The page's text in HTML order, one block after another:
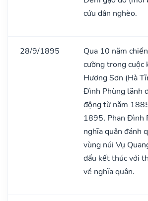
cứu dân nghèo.
28/9/1895
Qua 10 năm
cường trong cuộc
Hương Sơn (Hà
Đình Phùng lãnh
động từ năm
1895, Phan Đình
nghĩa quân đánh
vùng núi Vụ
đấu kết thúc với
về nghĩa quân.